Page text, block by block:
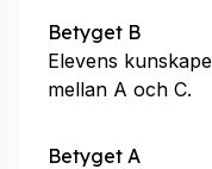
Betyget B
Elevens
mellan A och C.
Betyget A